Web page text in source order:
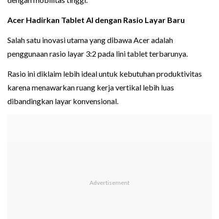
Acer Hadirkan Tablet AI dengan Rasio Layar Baru
Salah satu inovasi utama yang dibawa Acer adalah
penggunaan rasio layar 3:2 pada lini tablet terbarunya.
Rasio ini diklaim lebih ideal untuk kebutuhan produktivitas
karena menawarkan ruang kerja vertikal lebih luas
dibandingkan layar konvensional.